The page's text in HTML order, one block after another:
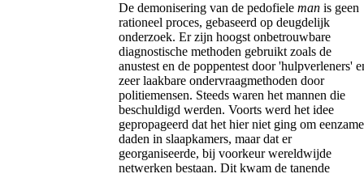
De demonisering van de pedofiele man is geen
rationeel proces, gebaseerd op deugdelijk
onderzoek. Er zijn hoogst onbetrouwbare
diagnostische methoden gebruikt zoals de
anustest en de poppentest door 'hulpverleners'
zeer laakbare ondervraagmethoden door
politiemensen. Steeds waren het mannen die
beschuldigd werden. Voorts werd het idee
gepropageerd dat het hier niet ging om eenzame
daden in slaapkamers, maar dat er
georganiseerde, bij voorkeur wereldwijde
netwerken bestaan. Dit kwam de tanende